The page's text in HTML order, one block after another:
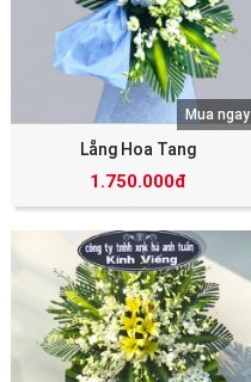
Lẵng Hoa Tang
1.750.000đ
Mua ngay